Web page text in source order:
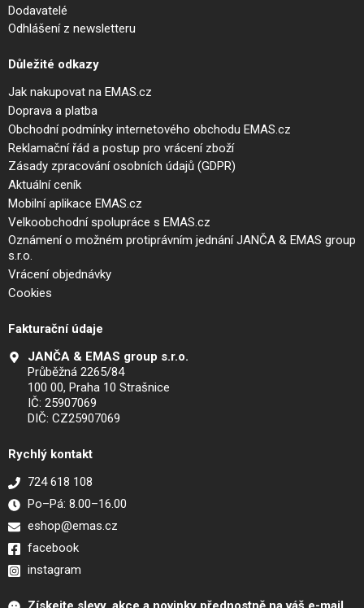
Dodavatelé
Odhlášení z newsletteru
Důležité odkazy
Jak nakupovat na EMAS.cz
Doprava a platba
Obchodní podmínky internetového obchodu EMAS.cz
Reklamační řád a postup pro vrácení zboží
Zásady zpracování osobních údajů (GDPR)
Aktuální ceník
Mobilní aplikace EMAS.cz
Velkoobchodní spolupráce s EMAS.cz
Oznámení o možném protiprávním jednání JANČA & EMAS group
s.r.o.
Vrácení objednávky
Cookies
Fakturační údaje
JANČA & EMAS group s.r.o.
Průběžná 2265/84
100 00, Praha 10 Strašnice
IČ: 25907069
DIČ: CZ25907069
Rychlý kontakt
724 618 108
Po–Pá: 8.00–16.00
eshop@emas.cz
facebook
instagram